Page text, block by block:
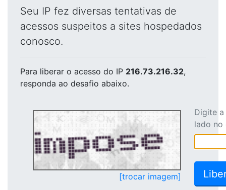
Seu IP fez diversas tentativas de
acessos suspeitos a sites hospedados
conosco.
Para liberar o acesso do IP 216.73.216.32,
responda ao desafio abaixo.
[trocar imagem]
Digite
lado no